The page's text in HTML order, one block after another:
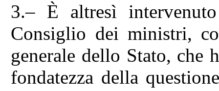
3.– È altresì
Consiglio dei ministri,
generale dello Stato, che
fondatezza della